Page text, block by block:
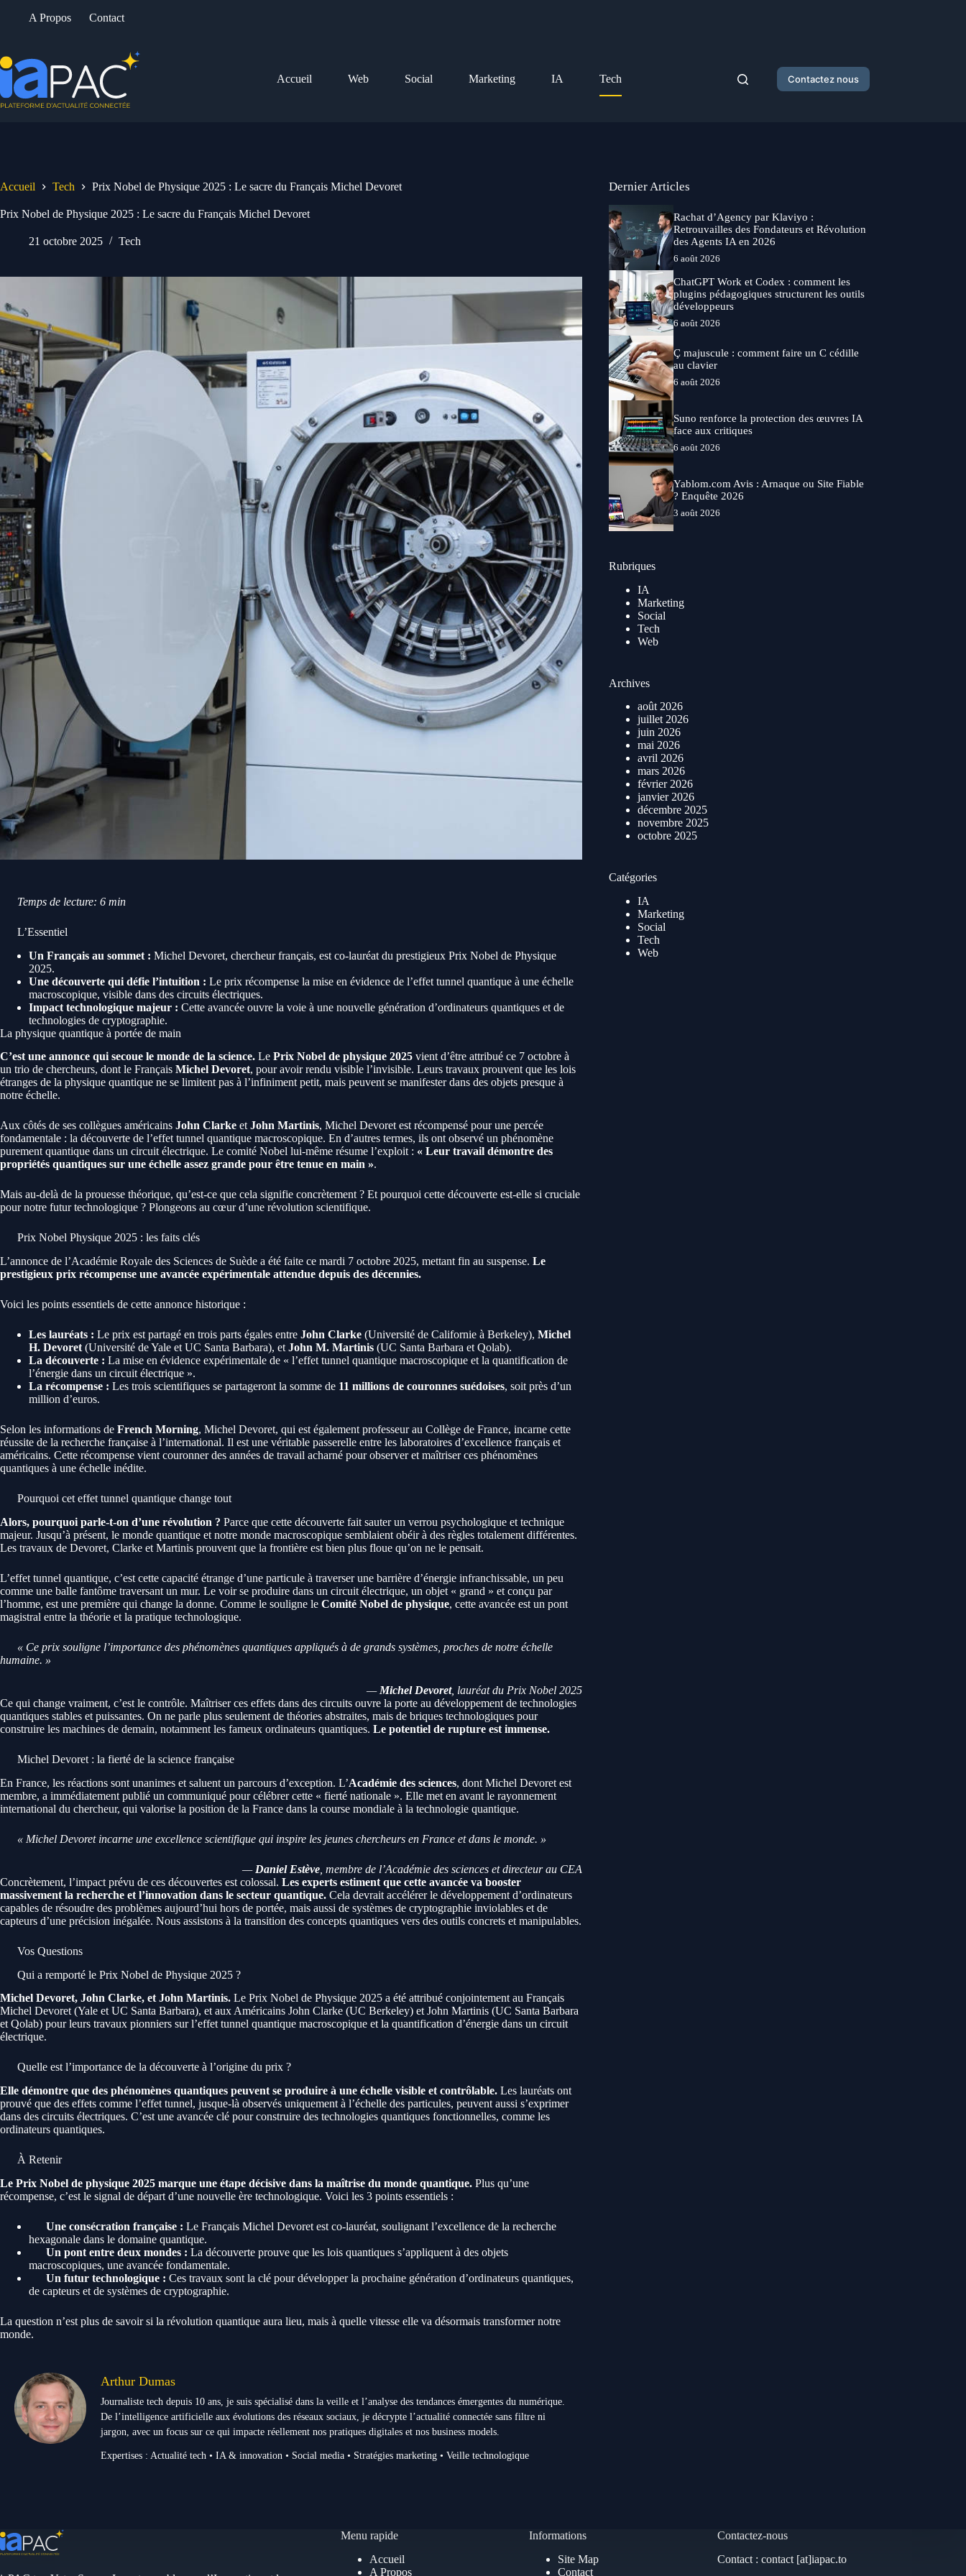
A Propos Contact
Accueil Web Social Marketing IA Tech Contactez nous
Accueil Tech Prix Nobel de Physique 2025 : Le sacre du Français Michel Devoret
Prix Nobel de Physique 2025 : Le sacre du Français Michel Devoret
21 octobre 2025 Tech
Temps de lecture: 6 min
L’Essentiel
Un Français au sommet : Michel Devoret, chercheur français, est co-lauréat du prestigieux Prix Nobel de Physique
2025.
Une découverte qui défie l’intuition : Le prix récompense la mise en évidence de l’effet tunnel quantique à une échelle
macroscopique, visible dans des circuits électriques.
Impact technologique majeur : Cette avancée ouvre la voie à une nouvelle génération d’ordinateurs quantiques et de
technologies de cryptographie.
La physique quantique à portée de main
C’est une annonce qui secoue le monde de la science. Le Prix Nobel de physique 2025 vient d’être attribué ce 7 octobre à
un trio de chercheurs, dont le Français Michel Devoret, pour avoir rendu visible l’invisible. Leurs travaux prouvent que les lois
étranges de la physique quantique ne se limitent pas à l’infiniment petit, mais peuvent se manifester dans des objets presque à
notre échelle.
Aux côtés de ses collègues américains John Clarke et John Martinis, Michel Devoret est récompensé pour une percée
fondamentale : la découverte de l’effet tunnel quantique macroscopique. En d’autres termes, ils ont observé un phénomène
purement quantique dans un circuit électrique. Le comité Nobel lui-même résume l’exploit : « Leur travail démontre des
propriétés quantiques sur une échelle assez grande pour être tenue en main ».
Mais au-delà de la prouesse théorique, qu’est-ce que cela signifie concrètement ? Et pourquoi cette découverte est-elle si cruciale
pour notre futur technologique ? Plongeons au cœur d’une révolution scientifique.
Prix Nobel Physique 2025 : les faits clés
L’annonce de l’Académie Royale des Sciences de Suède a été faite ce mardi 7 octobre 2025, mettant fin au suspense. Le
prestigieux prix récompense une avancée expérimentale attendue depuis des décennies.
Voici les points essentiels de cette annonce historique :
Les lauréats : Le prix est partagé en trois parts égales entre John Clarke (Université de Californie à Berkeley), Michel
H. Devoret (Université de Yale et UC Santa Barbara), et John M. Martinis (UC Santa Barbara et Qolab).
La découverte : La mise en évidence expérimentale de « l’effet tunnel quantique macroscopique et la quantification de
l’énergie dans un circuit électrique ».
La récompense : Les trois scientifiques se partageront la somme de 11 millions de couronnes suédoises, soit près d’un
million d’euros.
Selon les informations de French Morning, Michel Devoret, qui est également professeur au Collège de France, incarne cette
réussite de la recherche française à l’international. Il est une véritable passerelle entre les laboratoires d’excellence français et
américains. Cette récompense vient couronner des années de travail acharné pour observer et maîtriser ces phénomènes
quantiques à une échelle inédite.
Pourquoi cet effet tunnel quantique change tout
Alors, pourquoi parle-t-on d’une révolution ? Parce que cette découverte fait sauter un verrou psychologique et technique
majeur. Jusqu’à présent, le monde quantique et notre monde macroscopique semblaient obéir à des règles totalement différentes.
Les travaux de Devoret, Clarke et Martinis prouvent que la frontière est bien plus floue qu’on ne le pensait.
L’effet tunnel quantique, c’est cette capacité étrange d’une particule à traverser une barrière d’énergie infranchissable, un peu
comme une balle fantôme traversant un mur. Le voir se produire dans un circuit électrique, un objet « grand » et conçu par
l’homme, est une première qui change la donne. Comme le souligne le Comité Nobel de physique, cette avancée est un pont
magistral entre la théorie et la pratique technologique.
« Ce prix souligne l’importance des phénomènes quantiques appliqués à de grands systèmes, proches de notre échelle
humaine. »
— Michel Devoret, lauréat du Prix Nobel 2025
Ce qui change vraiment, c’est le contrôle. Maîtriser ces effets dans des circuits ouvre la porte au développement de technologies
quantiques stables et puissantes. On ne parle plus seulement de théories abstraites, mais de briques technologiques pour
construire les machines de demain, notamment les fameux ordinateurs quantiques. Le potentiel de rupture est immense.
Michel Devoret : la fierté de la science française
En France, les réactions sont unanimes et saluent un parcours d’exception. L’Académie des sciences, dont Michel Devoret est
membre, a immédiatement publié un communiqué pour célébrer cette « fierté nationale ». Elle met en avant le rayonnement
international du chercheur, qui valorise la position de la France dans la course mondiale à la technologie quantique.
« Michel Devoret incarne une excellence scientifique qui inspire les jeunes chercheurs en France et dans le monde. »
— Daniel Estève , membre de l’Académie des sciences et directeur au CEA
Concrètement, l’impact prévu de ces découvertes est colossal. Les experts estiment que cette avancée va booster
massivement la recherche et l’innovation dans le secteur quantique. Cela devrait accélérer le développement d’ordinateurs
capables de résoudre des problèmes aujourd’hui hors de portée, mais aussi de systèmes de cryptographie inviolables et de
capteurs d’une précision inégalée. Nous assistons à la transition des concepts quantiques vers des outils concrets et manipulables.
Vos Questions
Qui a remporté le Prix Nobel de Physique 2025 ?
Michel Devoret, John Clarke, et John Martinis. Le Prix Nobel de Physique 2025 a été attribué conjointement au Français
Michel Devoret (Yale et UC Santa Barbara), et aux Américains John Clarke (UC Berkeley) et John Martinis (UC Santa Barbara
et Qolab) pour leurs travaux pionniers sur l’effet tunnel quantique macroscopique et la quantification d’énergie dans un circuit
électrique.
Quelle est l’importance de la découverte à l’origine du prix ?
Elle démontre que des phénomènes quantiques peuvent se produire à une échelle visible et contrôlable. Les lauréats ont
prouvé que des effets comme l’effet tunnel, jusque-là observés uniquement à l’échelle des particules, peuvent aussi s’exprimer
dans des circuits électriques. C’est une avancée clé pour construire des technologies quantiques fonctionnelles, comme les
ordinateurs quantiques.
À Retenir
Le Prix Nobel de physique 2025 marque une étape décisive dans la maîtrise du monde quantique. Plus qu’une
récompense, c’est le signal de départ d’une nouvelle ère technologique. Voici les 3 points essentiels :
Une consécration française : Le Français Michel Devoret est co-lauréat, soulignant l’excellence de la recherche
hexagonale dans le domaine quantique.
Un pont entre deux mondes : La découverte prouve que les lois quantiques s’appliquent à des objets
macroscopiques, une avancée fondamentale.
Un futur technologique : Ces travaux sont la clé pour développer la prochaine génération d’ordinateurs quantiques,
de capteurs et de systèmes de cryptographie.
La question n’est plus de savoir si la révolution quantique aura lieu, mais à quelle vitesse elle va désormais transformer notre
monde.
Arthur Dumas
Journaliste tech depuis 10 ans, je suis spécialisé dans la veille et l’analyse des tendances émergentes du numérique.
De l’intelligence artificielle aux évolutions des réseaux sociaux, je décrypte l’actualité connectée sans filtre ni
jargon, avec un focus sur ce qui impacte réellement nos pratiques digitales et nos business models.
Expertises : Actualité tech • IA & innovation • Social media • Stratégies marketing • Veille technologique
Dernier Articles
Rachat d’Agency par Klaviyo :
Retrouvailles des Fondateurs et Révolution
des Agents IA en 2026
6 août 2026
ChatGPT Work et Codex : comment les
plugins pédagogiques structurent les outils
développeurs
6 août 2026
Ç majuscule : comment faire un C cédille
au clavier
6 août 2026
Suno renforce la protection des œuvres IA
face aux critiques
6 août 2026
Yablom.com Avis : Arnaque ou Site Fiable
? Enquête 2026
3 août 2026
Rubriques
IA
Marketing
Social
Tech
Web
Archives
août 2026
juillet 2026
juin 2026
mai 2026
avril 2026
mars 2026
février 2026
janvier 2026
décembre 2025
novembre 2025
octobre 2025
Catégories
IA
Marketing
Social
Tech
Web
Menu rapide
Accueil
A Propos
Informations
Site Map
Contact
Contactez-nous
Contact : contact [at]iapac.to